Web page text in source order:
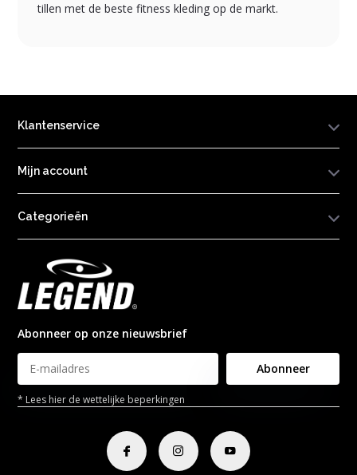
tillen met de beste fitness kleding op de markt.
Klantenservice
Mijn account
Categorieën
Abonneer op onze nieuwsbrief
Abonneer
* Lees hier de wettelijke beperkingen